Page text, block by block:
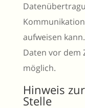
aufweisen
Daten vor
möglich.
Hinweis
Stelle